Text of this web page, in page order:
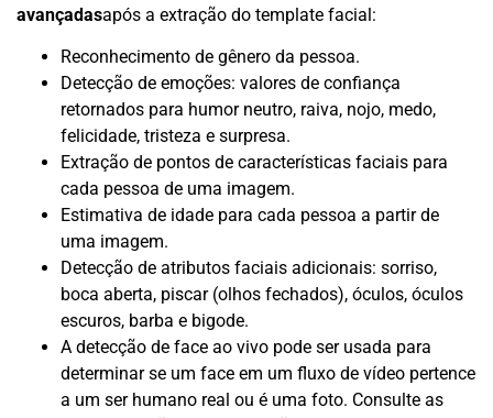
avançadasapós a extração do template facial:
Reconhecimento de gênero da pessoa.
Detecção de emoções: valores de confiança
retornados para humor neutro, raiva, nojo, medo,
felicidade, tristeza e surpresa.
Extração de pontos de características faciais para
cada pessoa de uma imagem.
Estimativa de idade para cada pessoa a partir de
uma imagem.
Detecção de atributos faciais adicionais: sorriso,
boca aberta, piscar (olhos fechados), óculos, óculos
escuros, barba e bigode.
A detecção de face ao vivo pode ser usada para
determinar se um face em um fluxo de vídeo pertence
a um ser humano real ou é uma foto. Consulte as